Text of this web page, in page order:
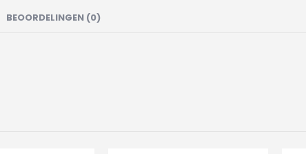
BEOORDELINGEN (0)